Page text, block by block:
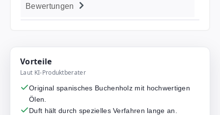
Bewertungen
Vorteile
Laut KI-Produktberater
Original spanisches Buchenholz mit hochwertigen
Ölen.
Duft hält durch spezielles Verfahren lange an.